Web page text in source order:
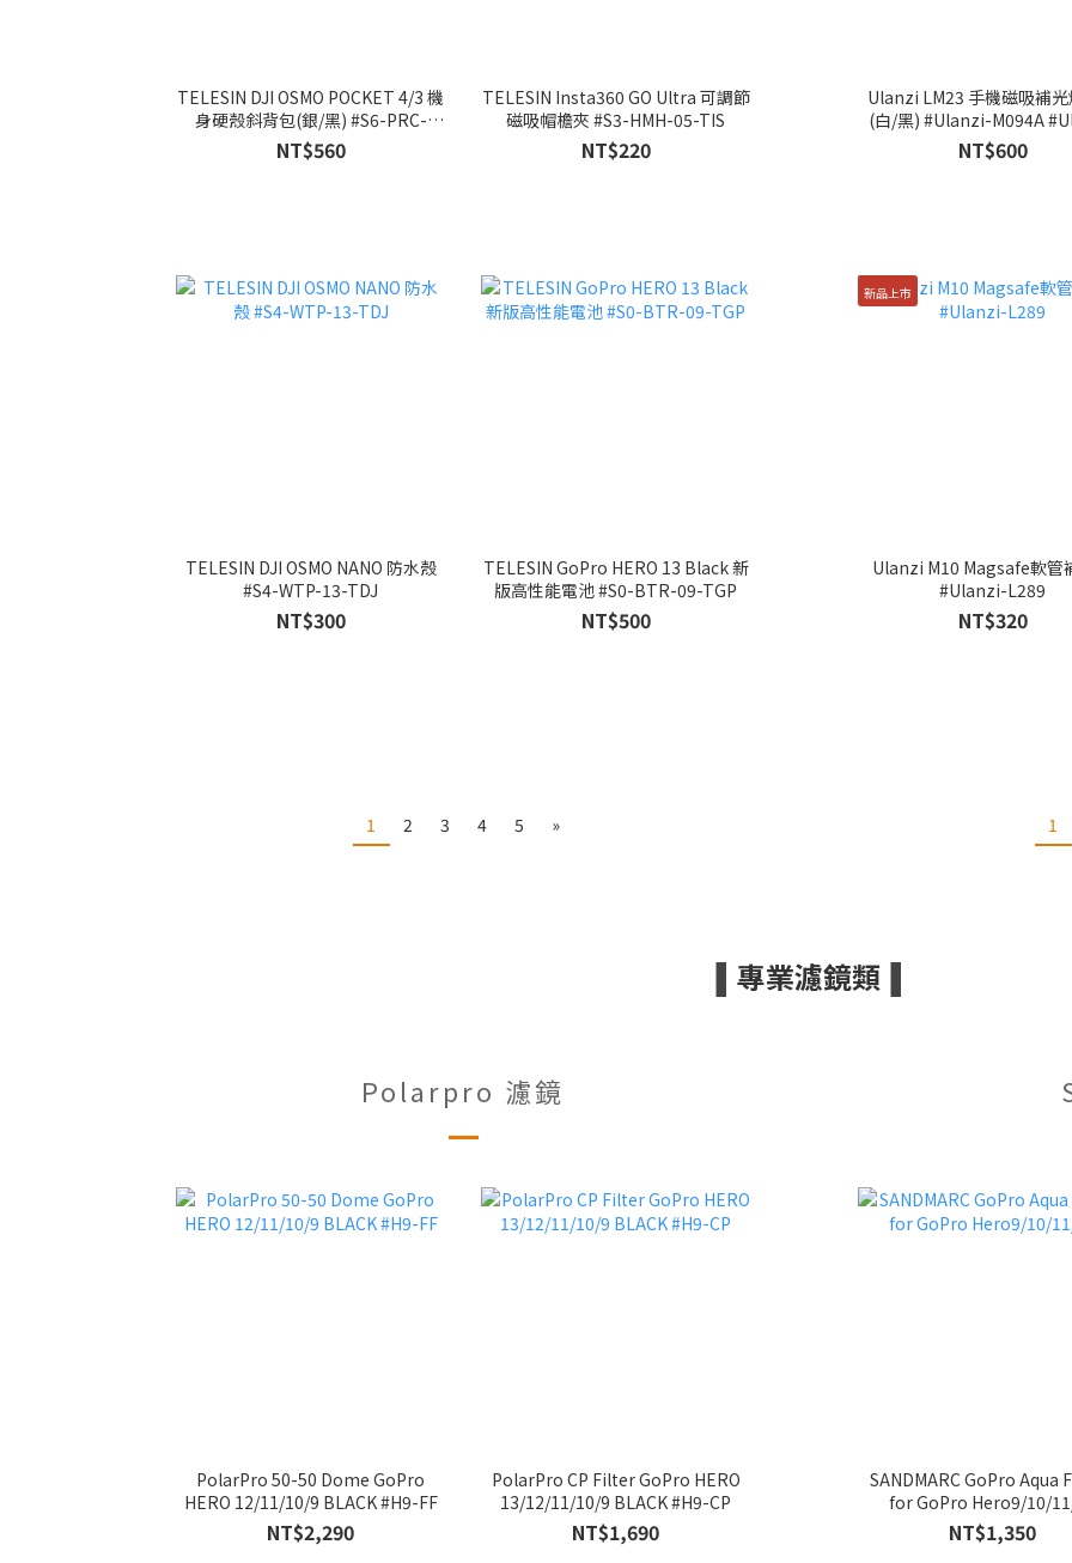
TELESIN DJI OSMO POCKET 4/3 機
身硬殼斜背包(銀/黑) #S6-PRC-
26SR-TDJ #S6-PRC-26BK-TDJ
NT$560
TELESIN Insta360 GO Ultra 可調節
磁吸帽檐夾 #S3-HMH-05-TIS
NT$220
TELESIN DJI OSMO NANO 防水殼
#S4-WTP-13-TDJ
NT$300
TELESIN GoPro HERO 13 Black 新
版高性能電池 #S0-BTR-09-TGP
NT$500
1 2 3 4 5 »
Ulanzi LM23 手機磁吸補
(白/黑) #Ulanzi-M094A
L238A
NT$600
新品上市
Ulanzi M10 Magsafe軟管
#Ulanzi-L289
NT$320
1
專業濾鏡類
Polarpro 濾鏡
PolarPro 50-50 Dome GoPro
HERO 12/11/10/9 BLACK #H9-FF
NT$2,290
PolarPro CP Filter GoPro HERO
13/12/11/10/9 BLACK #H9-CP
NT$1,690
SANDMARC GoPro Aqua
for GoPro Hero9/10/
NT$1,350